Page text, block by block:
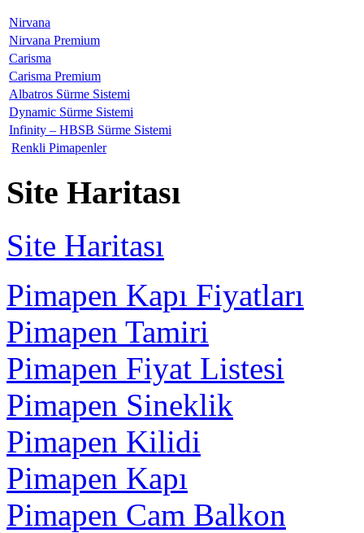
Nirvana
Nirvana Premium
Carisma
Carisma Premium
Albatros Sürme Sistemi
Dynamic Sürme Sistemi
Infinity – HBSB Sürme Sistemi
Renkli Pimapenler
Site Haritası
Site Haritası
Pimapen Kapı Fiyatları
Pimapen Tamiri
Pimapen Fiyat Listesi
Pimapen Sineklik
Pimapen Kilidi
Pimapen Kapı
Pimapen Cam Balkon